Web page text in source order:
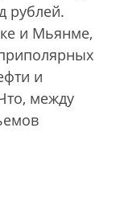
рублей.
и Мьянме,
и
между